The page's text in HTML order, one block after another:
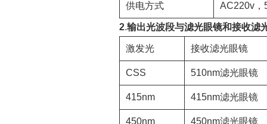
供电方式 AC220v，
2.输出光波段与滤光眼镜和接收滤
激发光 接收滤光眼镜
CSS 510nm滤光眼镜
415nm 415nm滤光眼镜
450nm 450nm滤光眼镜